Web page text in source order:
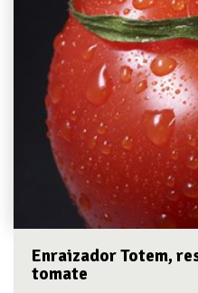
Enraizador Totem,
tomate